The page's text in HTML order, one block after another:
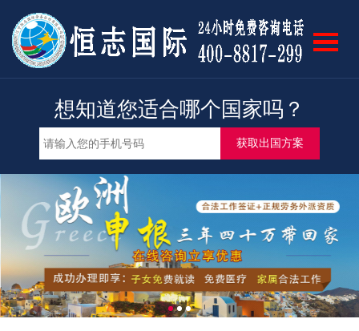
网站首页
我要出国
限时特惠
成功案例
招募合伙人
各国风光
关于我们
想知道您适合哪个国家吗？